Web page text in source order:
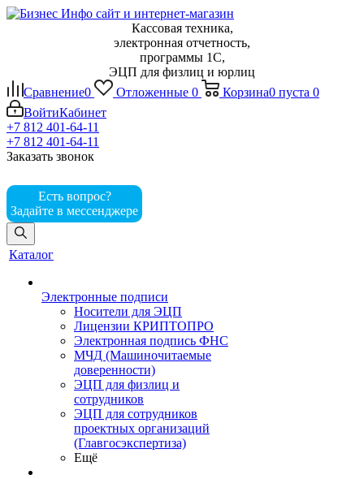
Кассовая техника,
электронная отчетность,
программы 1С,
ЭЦП для физлиц и юрлиц
Сравнение0 Отложенные 0 Корзина0 пуста 0
ВойтиКабинет
+7 812 401-64-11
+7 812 401-64-11
Заказать звонок
Есть вопрос?
Задайте в мессенджере
Каталог
Электронные подписи
Носители для ЭЦП
Лицензии КРИПТОПРО
Электронная подпись ФНС
МЧД (Машиночитаемые
доверенности)
ЭЦП для физлиц и
сотрудников
ЭЦП для сотрудников
проектных организаций
(Главгосэкспертиза)
Ещё